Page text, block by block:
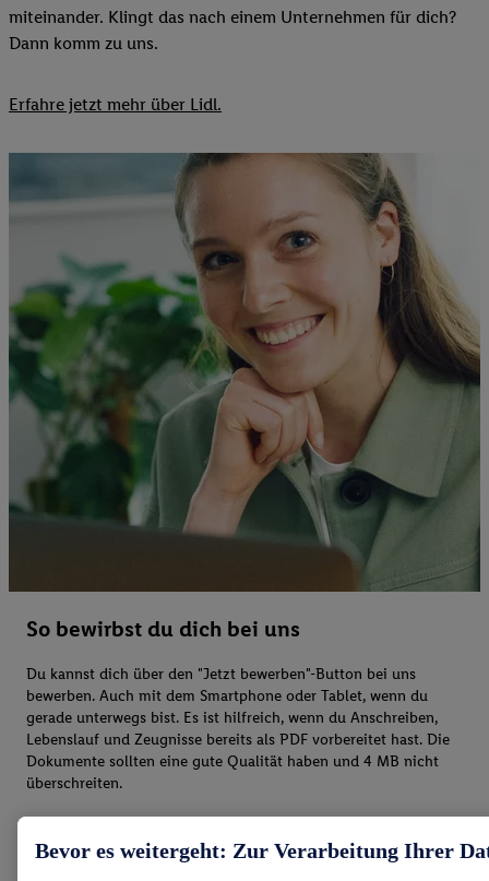
miteinander. Klingt das nach einem Unternehmen für dich?
Dann komm zu uns.​
Erfahre jetzt mehr über Lidl.
So bewirbst du dich bei uns
Du kannst dich über den "Jetzt bewerben"-Button bei uns
bewerben. Auch mit dem Smartphone oder Tablet, wenn du
gerade unterwegs bist. Es ist hilfreich, wenn du Anschreiben,
Lebenslauf und Zeugnisse bereits als PDF vorbereitet hast. Die
Dokumente sollten eine gute Qualität haben und 4 MB nicht
überschreiten.
Bevor es weitergeht: Zur Verarbeitung Ihrer